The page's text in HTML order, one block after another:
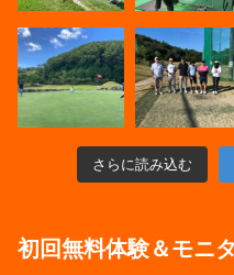
さらに読み込む
初回無料体験＆モニ